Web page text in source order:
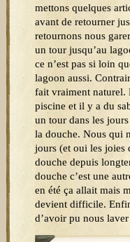
mettons quelques
avant de retourner
retournons nous
un tour jusqu’au
ce n’est pas si loin
lagoon aussi.
fait vraiment naturel.
piscine et il y a du
un tour dans les
la douche. Nous qui
jours (et oui les joies
douche depuis
douche c’est une
en été ça allait mais
devient difficile.
d’avoir pu nous